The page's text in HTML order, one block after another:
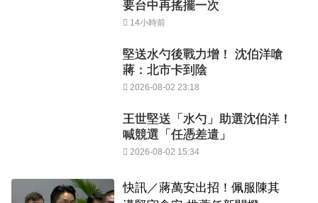
要台中再搖擺一次
14小時前
堅送水勺後戰力增！ 沈伯洋嗆
蔣：北市卡到陰
2026-08-02 23:18
王世堅送「水勺」助選沈伯洋！
喊競選「任憑差遣」
2026-08-02 15:34
快訊／蔣萬安出招！佩服陳其